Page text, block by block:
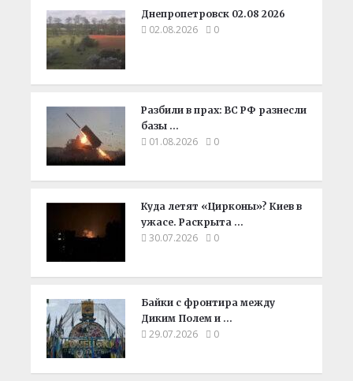
Днепропетровск 02.08 2026
02.08.2026 0
Разбили в прах: ВС РФ разнесли
базы …
01.08.2026 0
Куда летят «Цирконы»? Киев в
ужасе. Раскрыта …
30.07.2026 0
Байки с фронтира между
Диким Полем и …
29.07.2026 0